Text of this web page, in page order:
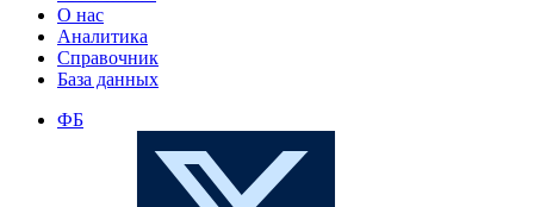
О нас
Аналитика
Справочник
База данных
ФБ